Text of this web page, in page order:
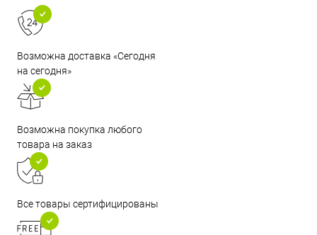
Возможна доставка «Сегодня
на сегодня»
Возможна покупка любого
товара на заказ
Все товары сертифицированы